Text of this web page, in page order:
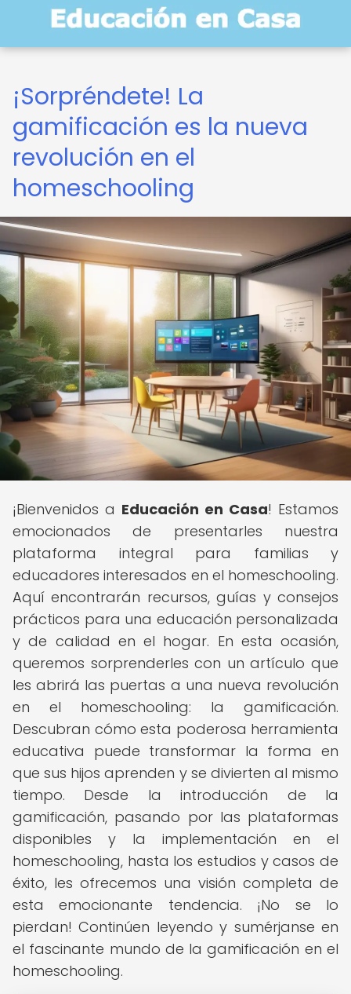
¡Sorpréndete! La
gamificación es la nueva
revolución en el
homeschooling
¡Bienvenidos a Educación en Casa! Estamos
emocionados de presentarles nuestra
plataforma integral para familias y
educadores interesados en el homeschooling.
Aquí encontrarán recursos, guías y consejos
prácticos para una educación personalizada
y de calidad en el hogar. En esta ocasión,
queremos sorprenderles con un artículo que
les abrirá las puertas a una nueva revolución
en el homeschooling: la gamificación.
Descubran cómo esta poderosa herramienta
educativa puede transformar la forma en
que sus hijos aprenden y se divierten al mismo
tiempo. Desde la introducción de la
gamificación, pasando por las plataformas
disponibles y la implementación en el
homeschooling, hasta los estudios y casos de
éxito, les ofrecemos una visión completa de
esta emocionante tendencia. ¡No se lo
pierdan! Continúen leyendo y sumérjanse en
el fascinante mundo de la gamificación en el
homeschooling.